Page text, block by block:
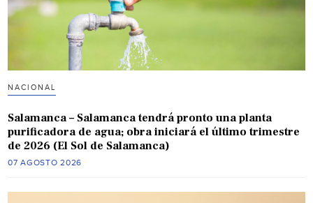
NACIONAL
Salamanca – Salamanca tendrá pronto una planta
purificadora de agua; obra iniciará el último trimestre
de 2026 (El Sol de Salamanca)
07 AGOSTO 2026